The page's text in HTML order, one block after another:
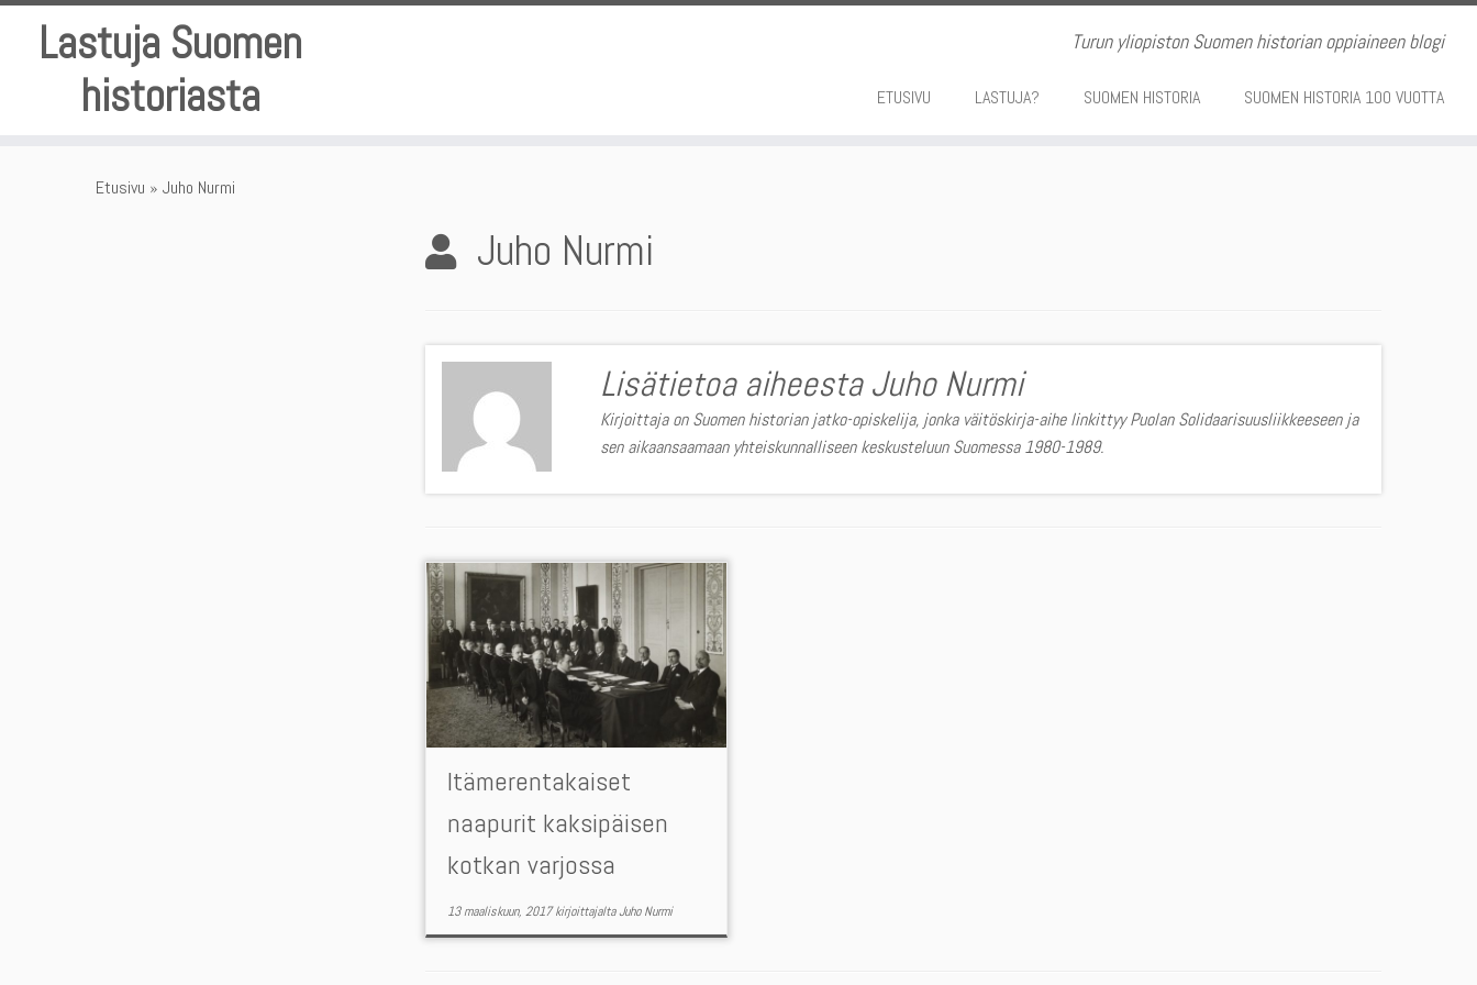
Skip
Lastuja Suomen
historiasta
Turun yliopiston Suomen historian oppiaineen blogi
ETUSIVU LASTUJA? SUOMEN HISTORIA SUOMEN HISTORIA 100 VUOTTA
Etusivu » Juho Nurmi
Juho Nurmi
Lisätietoa aiheesta Juho Nurmi
Kirjoittaja on Suomen historian jatko-opiskelija, jonka väitöskirja-aihe linkittyy Puolan Solidaarisuusliikkeeseen ja
sen aikaansaamaan yhteiskunnalliseen keskusteluun Suomessa 1980-1989.
Itämerentakaiset
naapurit kaksipäisen
kotkan varjossa
13 maaliskuun, 2017 kirjoittajaltaJuho Nurmi